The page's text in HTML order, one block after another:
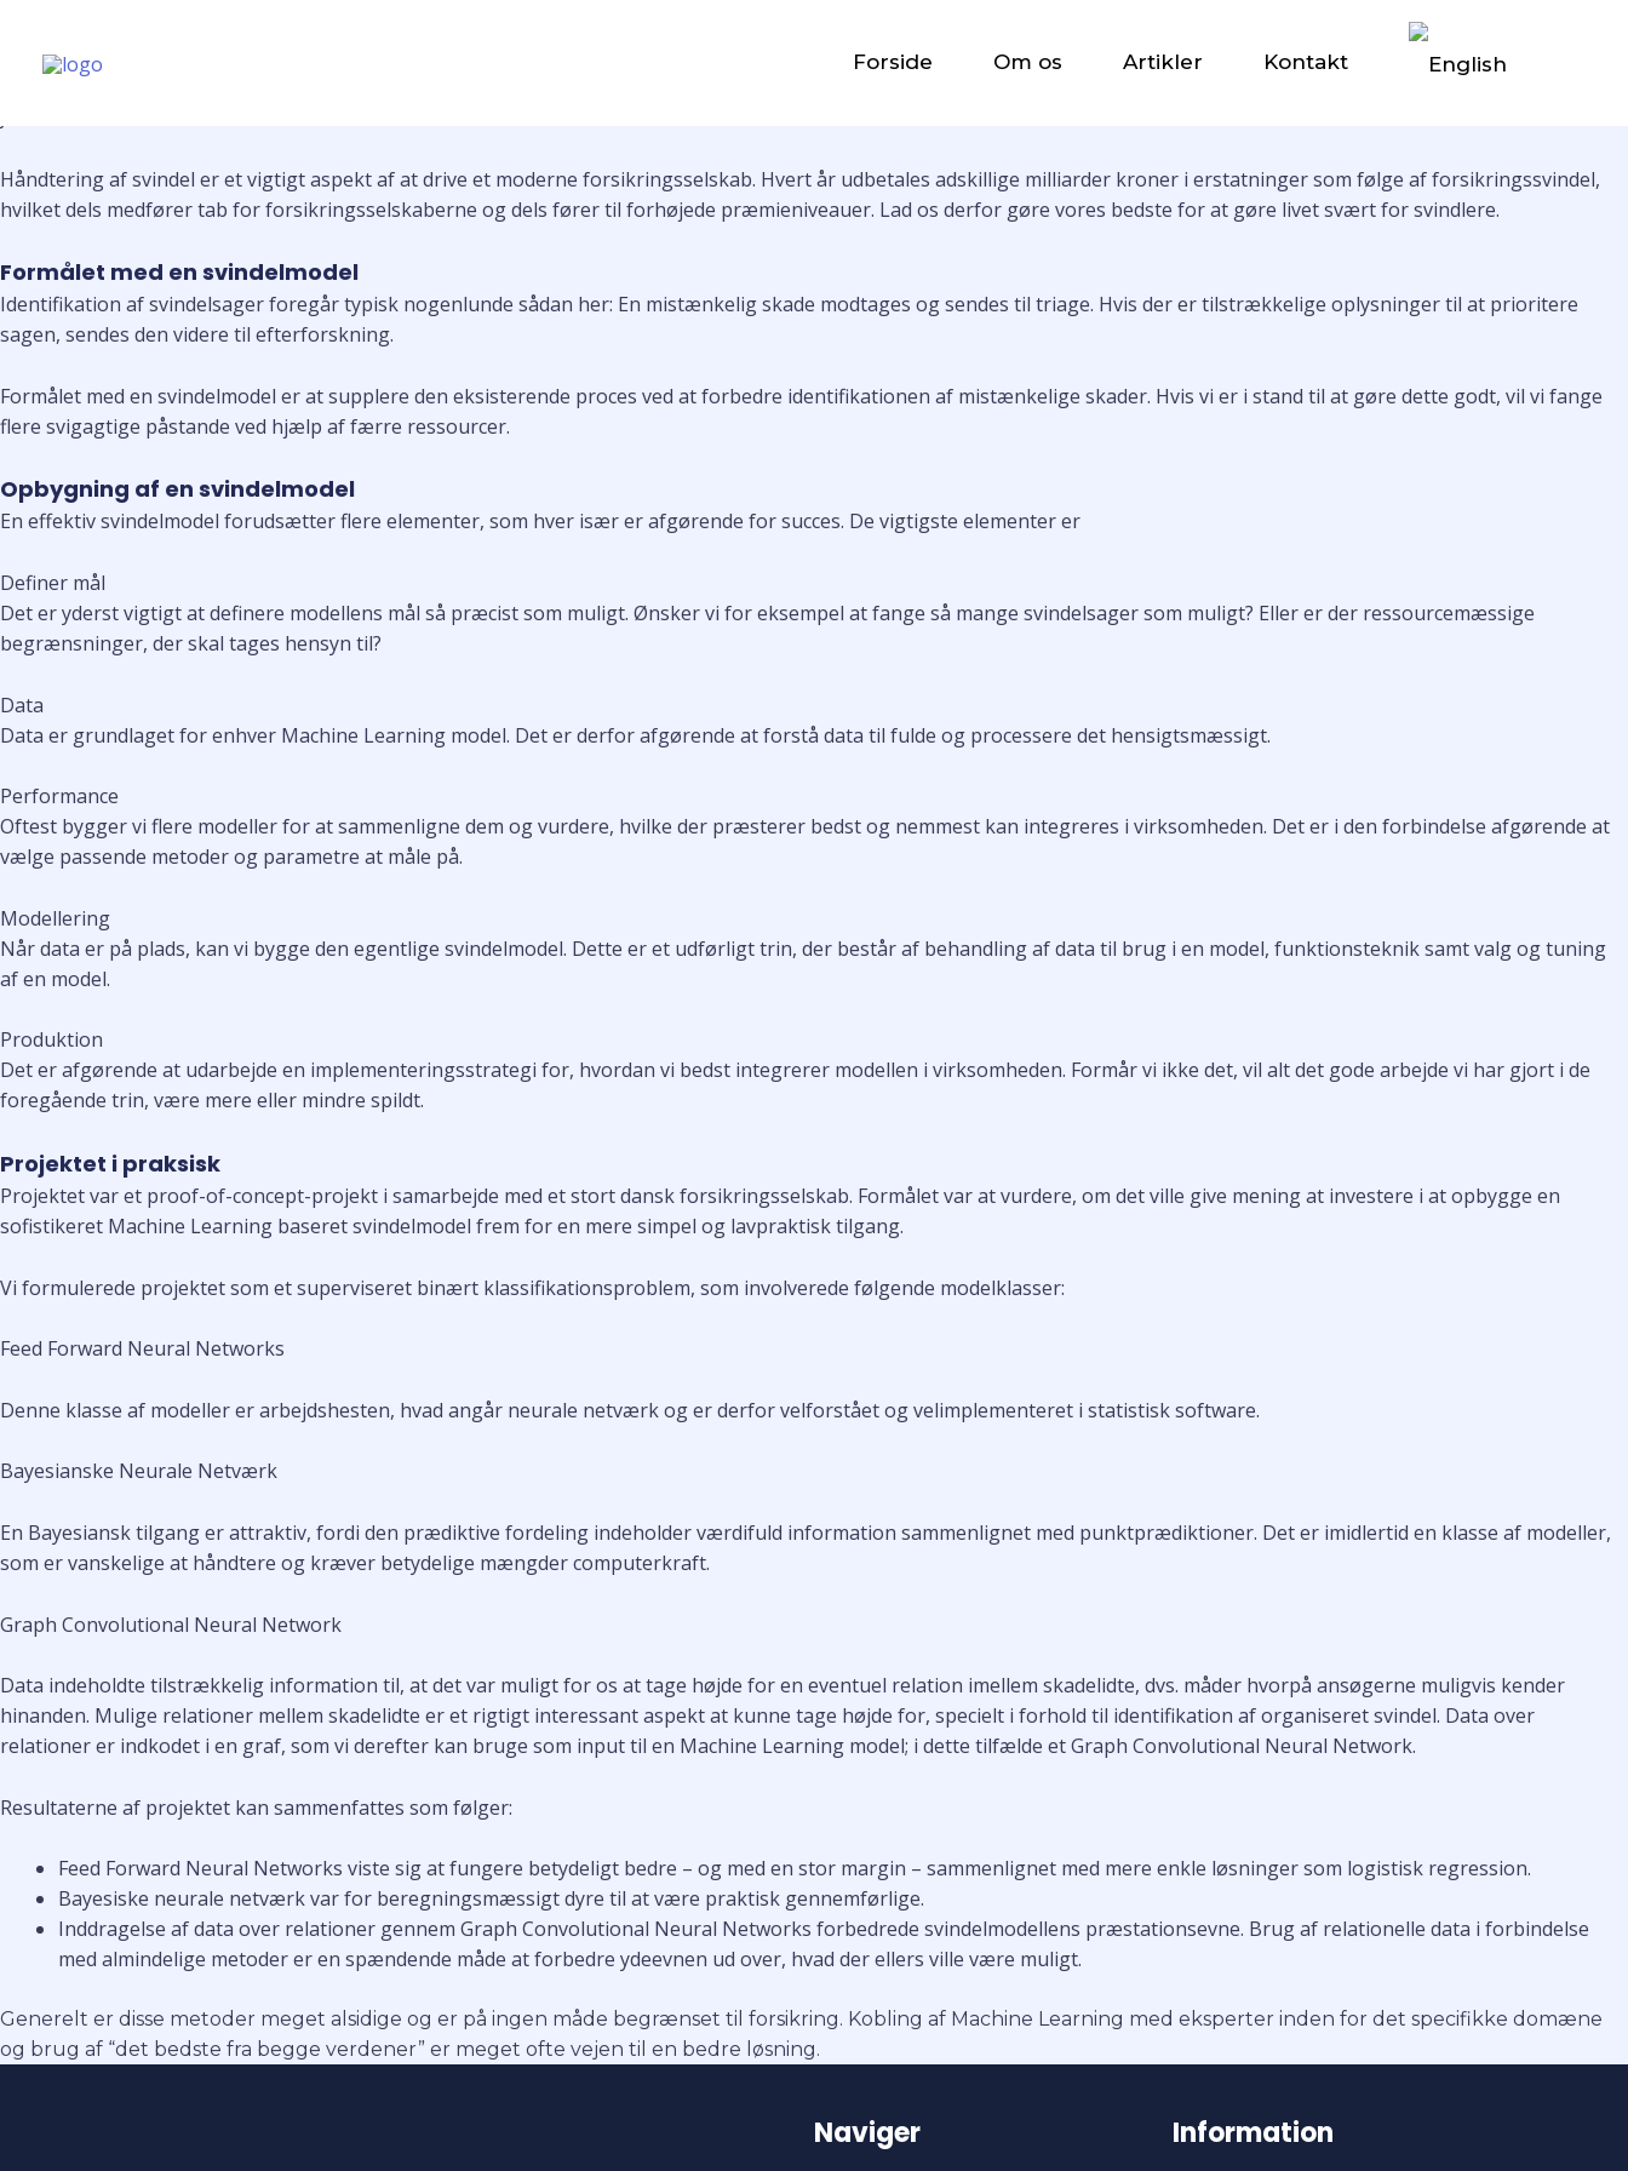
indholdet
Forside Om os Artikler Kontakt
Svindelmodellering ved hjælp af Neurale Netværk
Machine Learning i skadeforsikring
Håndtering af svindel er et vigtigt aspekt af at drive et moderne forsikringsselskab. Hvert år udbetales adskillige milliarder kroner i erstatninger som følge af forsikringssvindel,
hvilket dels medfører tab for forsikringsselskaberne og dels fører til forhøjede præmieniveauer. Lad os derfor gøre vores bedste for at gøre livet svært for svindlere.
Formålet med en svindelmodel
Identifikation af svindelsager foregår typisk nogenlunde sådan her: En mistænkelig skade modtages og sendes til triage. Hvis der er tilstrækkelige oplysninger til at prioritere
sagen, sendes den videre til efterforskning.
Formålet med en svindelmodel er at supplere den eksisterende proces ved at forbedre identifikationen af mistænkelige skader. Hvis vi er i stand til at gøre dette godt, vil vi fange
flere svigagtige påstande ved hjælp af færre ressourcer.
Opbygning af en svindelmodel
En effektiv svindelmodel forudsætter flere elementer, som hver især er afgørende for succes. De vigtigste elementer er
Definer mål
Det er yderst vigtigt at definere modellens mål så præcist som muligt. Ønsker vi for eksempel at fange så mange svindelsager som muligt? Eller er der ressourcemæssige
begrænsninger, der skal tages hensyn til?
Data
Data er grundlaget for enhver Machine Learning model. Det er derfor afgørende at forstå data til fulde og processere det hensigtsmæssigt.
Performance
Oftest bygger vi flere modeller for at sammenligne dem og vurdere, hvilke der præsterer bedst og nemmest kan integreres i virksomheden. Det er i den forbindelse afgørende at
vælge passende metoder og parametre at måle på.
Modellering
Når data er på plads, kan vi bygge den egentlige svindelmodel. Dette er et udførligt trin, der består af behandling af data til brug i en model, funktionsteknik samt valg og tuning
af en model.
Produktion
Det er afgørende at udarbejde en implementeringsstrategi for, hvordan vi bedst integrerer modellen i virksomheden. Formår vi ikke det, vil alt det gode arbejde vi har gjort i de
foregående trin, være mere eller mindre spildt.
Projektet i praksisk
Projektet var et proof-of-concept-projekt i samarbejde med et stort dansk forsikringsselskab. Formålet var at vurdere, om det ville give mening at investere i at opbygge en
sofistikeret Machine Learning baseret svindelmodel frem for en mere simpel og lavpraktisk tilgang.
Vi formulerede projektet som et superviseret binært klassifikationsproblem, som involverede følgende modelklasser:
Feed Forward Neural Networks
Denne klasse af modeller er arbejdshesten, hvad angår neurale netværk og er derfor velforstået og velimplementeret i statistisk software.
Bayesianske Neurale Netværk
En Bayesiansk tilgang er attraktiv, fordi den prædiktive fordeling indeholder værdifuld information sammenlignet med punktprædiktioner. Det er imidlertid en klasse af modeller,
som er vanskelige at håndtere og kræver betydelige mængder computerkraft.
Graph Convolutional Neural Network
Data indeholdte tilstrækkelig information til, at det var muligt for os at tage højde for en eventuel relation imellem skadelidte, dvs. måder hvorpå ansøgerne muligvis kender
hinanden. Mulige relationer mellem skadelidte er et rigtigt interessant aspekt at kunne tage højde for, specielt i forhold til identifikation af organiseret svindel. Data over
relationer er indkodet i en graf, som vi derefter kan bruge som input til en Machine Learning model; i dette tilfælde et Graph Convolutional Neural Network.
Resultaterne af projektet kan sammenfattes som følger:
Feed Forward Neural Networks viste sig at fungere betydeligt bedre – og med en stor margin – sammenlignet med mere enkle løsninger som logistisk regression.
Bayesiske neurale netværk var for beregningsmæssigt dyre til at være praktisk gennemførlige.
Inddragelse af data over relationer gennem Graph Convolutional Neural Networks forbedrede svindelmodellens præstationsevne. Brug af relationelle data i forbindelse
med almindelige metoder er en spændende måde at forbedre ydeevnen ud over, hvad der ellers ville være muligt.
Generelt er disse metoder meget alsidige og er på ingen måde begrænset til forsikring. Kobling af Machine Learning med eksperter inden for det specifikke domæne
og brug af “det bedste fra begge verdener” er meget ofte vejen til en bedre løsning.
Naviger Information